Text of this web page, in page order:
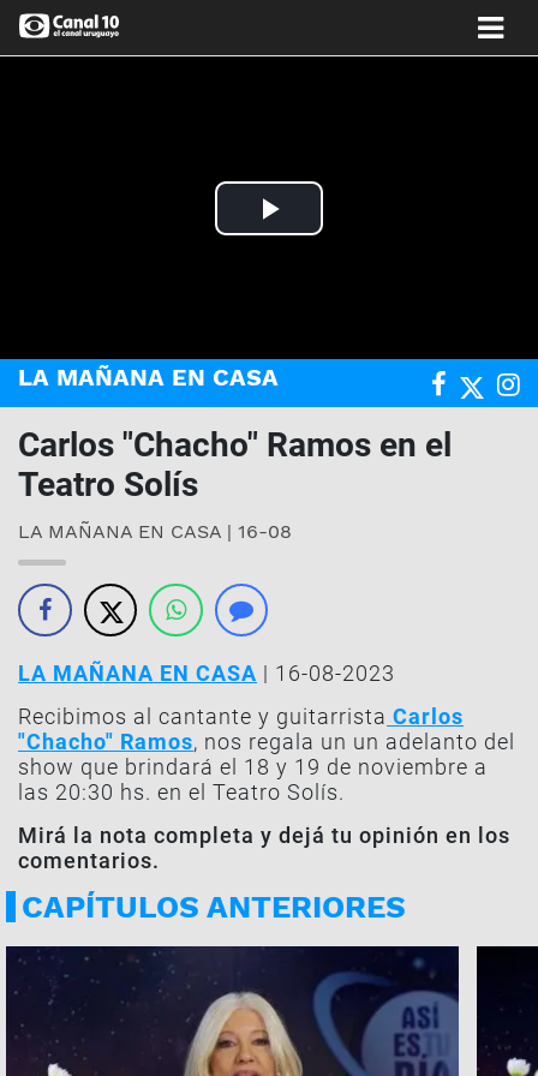
Play
LA MAÑANA EN CASA
Carlos "Chacho" Ramos en el
Teatro Solís
LA MAÑANA EN CASA | 16-08
LA MAÑANA EN CASA | 16-08-2023
Recibimos al cantante y guitarrista Carlos
"Chacho" Ramos, nos regala un un adelanto del
show que brindará el 18 y 19 de noviembre a
las 20:30 hs. en el Teatro Solís.
Mirá la nota completa y dejá tu opinión en los
comentarios.
CAPÍTULOS ANTERIORES